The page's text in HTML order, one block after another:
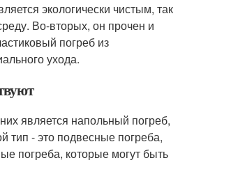
экологически чистым, так
Во-вторых, он прочен и
погреб из
ухода.
является напольный погреб,
тип - это подвесные погреба,
погреба, которые могут быть